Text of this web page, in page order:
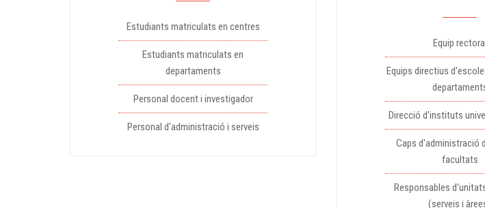
Estudiants matriculats en centres
Estudiants matriculats en
departaments
Personal docent i investigador
Personal d'administració i serveis
Equip
Equips directius
Direcció d'instituts
Caps d'administració
facultats
Responsables
(serveis i